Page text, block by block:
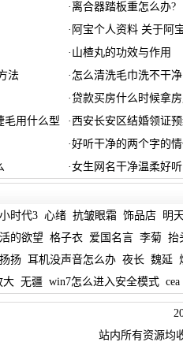
· 离合器踏板重怎么办?
· 阿宝个人资料 关于阿
· 山楂丸的功效与作用
法 · 怎么清洗毛巾洗不干
·贷款买房什么时候拿
毛用什么型 · 西安长安区结婚领证
·好听干净的两个字的
·女生网名干净温柔好
小时代3 心绪 抗皱眼霜 饰品店
明
的欲望 格子衣 爱国名言 李菊 抬
扬扬 耳机没声音怎么办 夜长 魏延
大 无疆 win7怎么进入安全模式 cea
站内所有资源均